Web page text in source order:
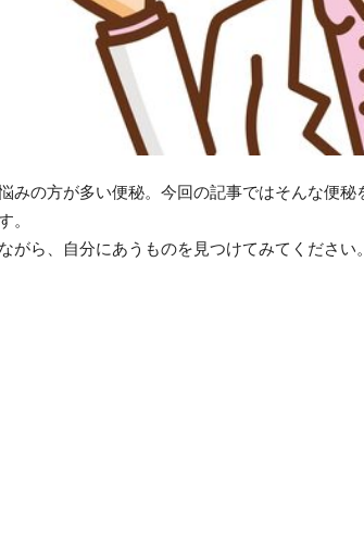
みの方が多い便秘。今回の記事ではそんな便
。
がら、自分にあうものを見つけてみてください。